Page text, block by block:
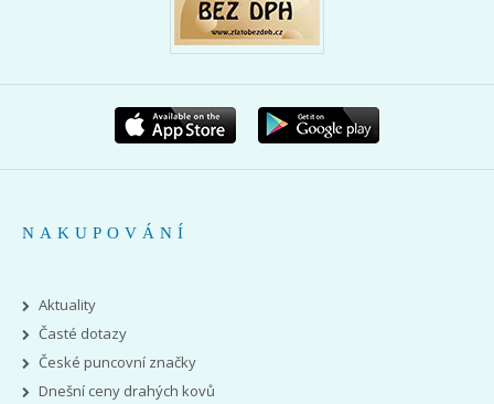
NAKUPOVÁNÍ
Aktuality
Časté dotazy
České puncovní značky
Dnešní ceny drahých kovů